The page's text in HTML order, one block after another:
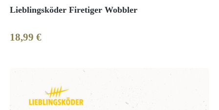
Lieblingsköder Firetiger Wobbler
Regulärer Preis:
18,99 €